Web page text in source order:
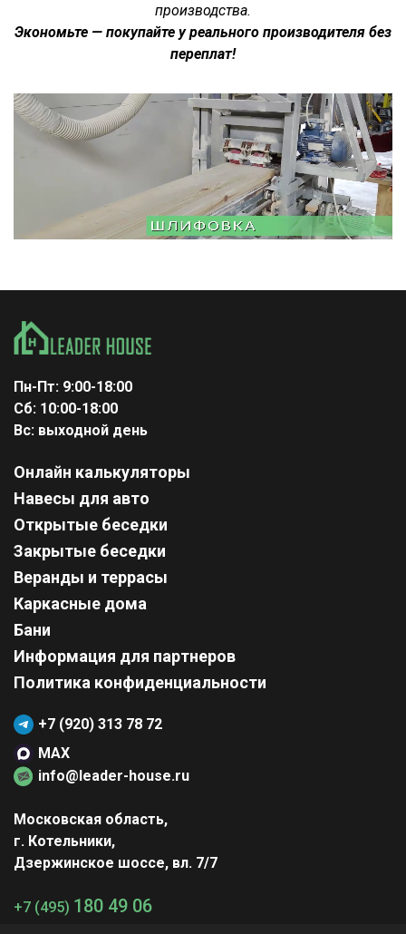
производства.
Экономьте — покупайте у реального производителя без
переплат!
Пн-Пт: 9:00-18:00
Сб: 10:00-18:00
Вс: выходной день
Онлайн калькуляторы
Навесы для авто
Открытые беседки
Закрытые беседки
Веранды и террасы
Каркасные дома
Бани
Информация для партнеров
Политика конфиденциальности
+7 (920) 313 78 72
MAX
info@leader-house.ru
Московская область,
г. Котельники,
Дзержинское шоссе, вл. 7/7
+7 (495) 180 49 06